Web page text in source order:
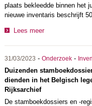
plaats bekleedde binnen het
nieuwe inventaris beschrijft
Lees meer
31/03/2023 - Onderzoek-
Duizenden
dienden in het Belgisch
Rijksarchief
De stamboekdossiers en -